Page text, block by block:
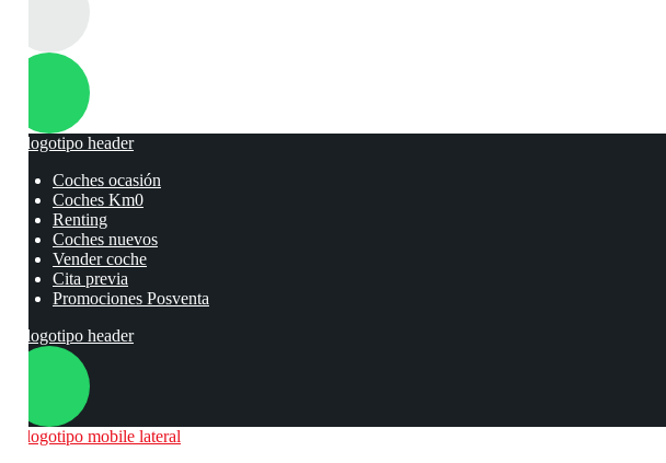
Coches ocasión
Coches Km0
Renting
Coches nuevos
Vender coche
Cita previa
Promociones Posventa